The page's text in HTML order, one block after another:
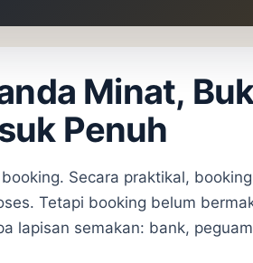
Minat,
Penuh
Secara praktikal,
Tetapi booking belum
lapisan semakan: bank,